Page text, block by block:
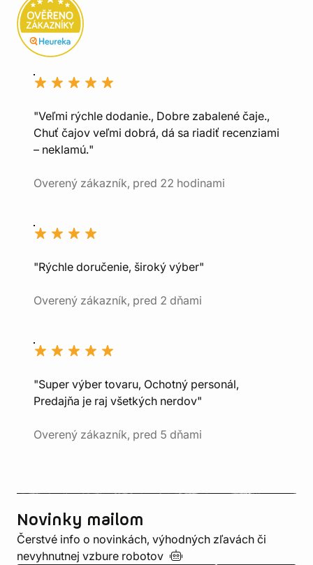
"Veľmi rýchle dodanie., Dobre zabalené čaje.,
Chuť čajov veľmi dobrá, dá sa riadiť recenziami
– neklamú."
Overený zákazník, pred 22 hodinami
"Rýchle doručenie, široký výber"
Overený zákazník, pred 2 dňami
"Super výber tovaru, Ochotný personál,
Predajňa je raj všetkých nerdov"
Overený zákazník, pred 5 dňami
Novinky mailom
Čerstvé info o novinkách, výhodných zľavách či
nevyhnutnej vzbure robotov